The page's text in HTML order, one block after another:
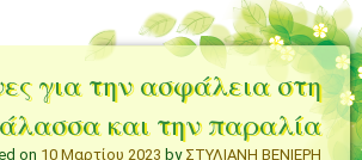
για την ασφάλεια στη
και την παραλία
on 10 Μαρτίου 2023 by ΣΤΥΛΙΑΝΗ ΒΕΝΙΕΡΗ